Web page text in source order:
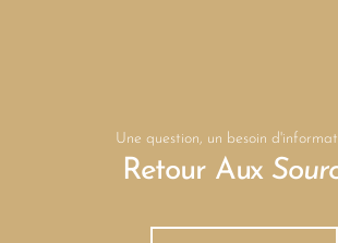
Une question, un besoin
Retour Aux